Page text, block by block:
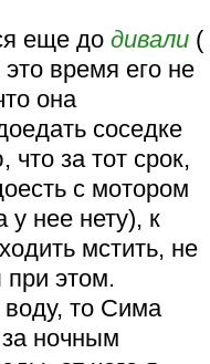
еще додивали (
время его не
она
соседке
за тот срок,
с мотором
у нее нету), к
мстить, не
при этом.
то Сима
ночным